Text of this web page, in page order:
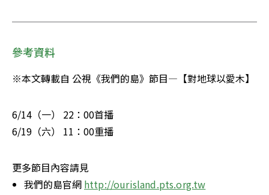
參考資料
※本文轉載自 公視《我們的島》節目—【對地球以愛木】
6/14（一） 22：00首播
6/19（六） 11：00重播
更多節目內容請見
我們的島官網 http://ourisland.pts.org.tw